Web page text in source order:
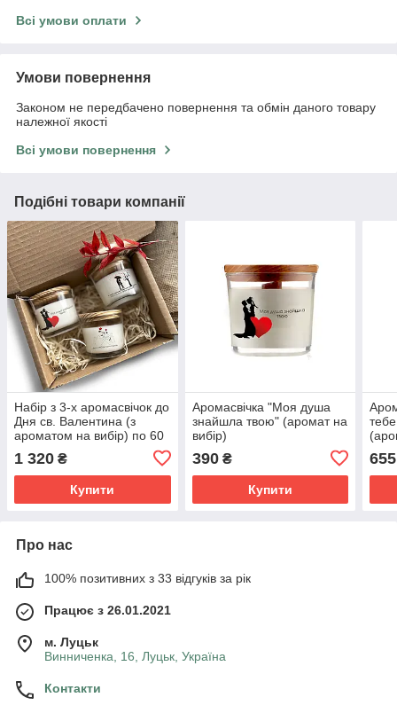
Всі умови оплати
Умови повернення
Законом не передбачено повернення та обмін даного товару
належної якості
Всі умови повернення
Подібні товари компанії
Набір з 3-х аромасвічок до
Дня св. Валентина (з
ароматом на вибір) по 60
1 320 ₴
Купити
Аромасвічка "Моя душа
знайшла твою" (аромат на
вибір)
390₴
Купити
655
Про нас
100% позитивних з 33 відгуків за рік
Працює з 26.01.2021
м. Луцьк
Винниченка, 16, Луцьк, Україна
Контакти